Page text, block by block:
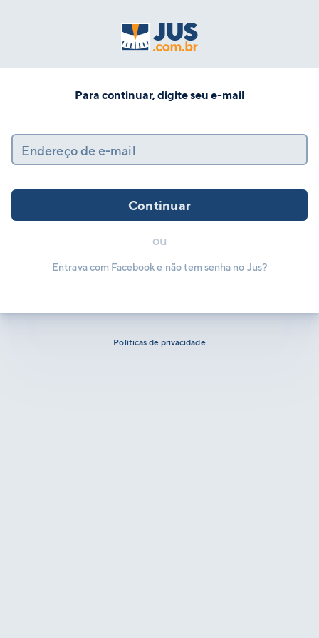
Para continuar, digite seu e-mail
Endereço de e-mail
Continuar
ou
Entrava com Facebook e não tem senha no Jus?
Políticas de privacidade